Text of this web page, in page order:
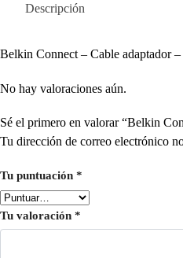
Descripción
Belkin Connect – Cable adaptador
No hay valoraciones aún.
Sé el primero en valorar “Belkin
Tu dirección de correo electrónico
Tu puntuación *
Tu valoración *